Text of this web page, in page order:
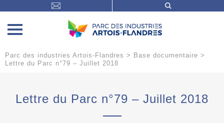
Parc des industries Artois-Flandres > Base documentaire >
Lettre du Parc n°79 – Juillet 2018
Lettre du Parc n°79 – Juillet 2018